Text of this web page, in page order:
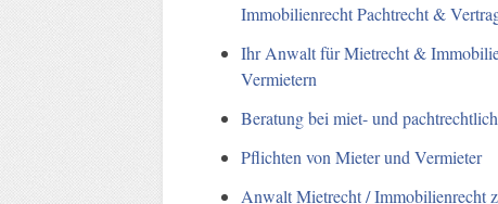
Immobilienrecht Pachtrecht &
Ihr Anwalt für Mietrecht &
Vermietern
Beratung bei miet- und
Pflichten von Mieter und Vermieter
Anwalt Mietrecht / Immobilienrecht